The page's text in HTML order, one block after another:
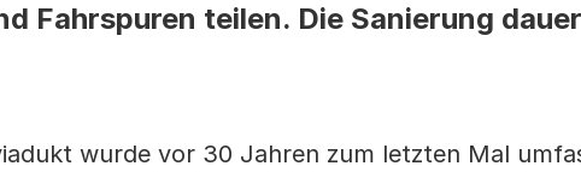
Fahrspuren teilen. Die Sanierung
wurde vor 30 Jahren zum letzten Mal